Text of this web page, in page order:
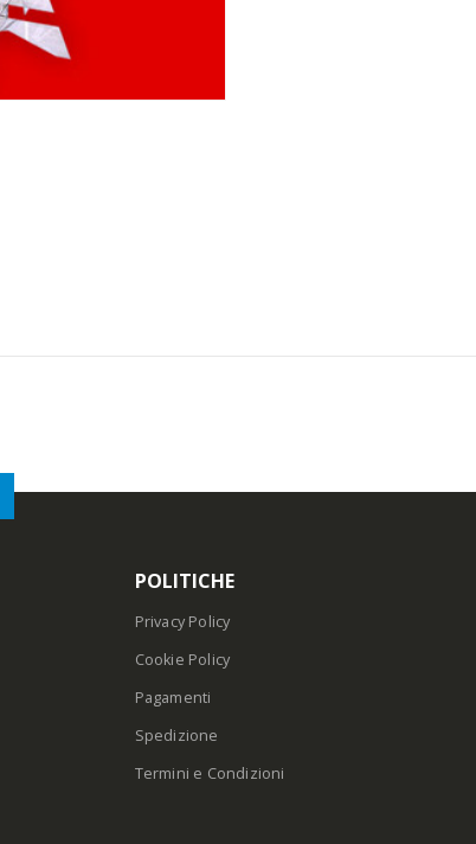
POLITICHE
Privacy Policy
Cookie Policy
Pagamenti
Spedizione
Termini e Condizioni